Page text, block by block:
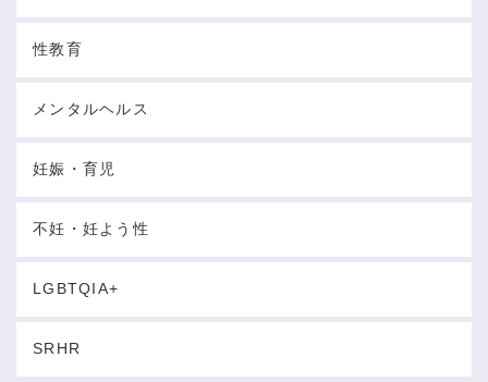
性教育
メンタルヘルス
妊娠・育児
不妊・妊よう性
LGBTQIA+
SRHR